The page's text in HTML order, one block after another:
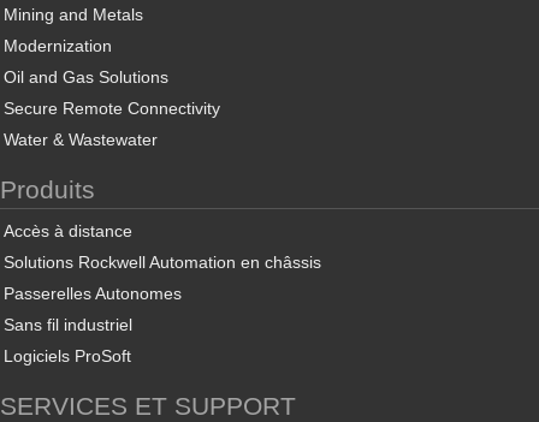
Mining and Metals
Modernization
Oil and Gas Solutions
Secure Remote Connectivity
Water & Wastewater
Produits
Accès à distance
Solutions Rockwell Automation en châssis
Passerelles Autonomes
Sans fil industriel
Logiciels ProSoft
SERVICES ET SUPPORT